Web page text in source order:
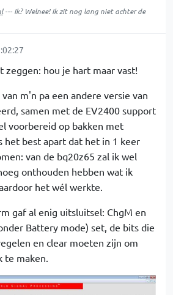
--- Ik? Welnee! Ik zit nog lang niet achter de
zeggen: hou je hart maar vast!
m'n pa een andere versie van
samen met de EV2400 support
voorbereid op bakken met
het best apart dat het in 1 keer
van de bq20z65 zal ik wel
onthouden hebben wat ik
het wél werkte.
gaf al enig uitsluitsel: ChgM en
Battery mode) set, de bits die
en clear moeten zijn om
te maken.